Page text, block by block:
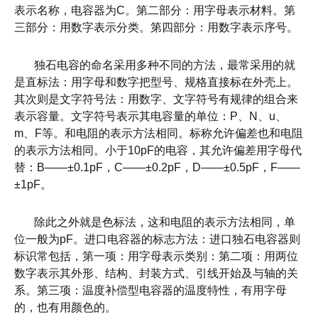
表示名称，电容器为C。第二部分：用字母表示材料。第
三部分：用数字表示分类。第四部分：用数字表示序号。
独石电容的命名采用多种不同的方法，最常采用的就
是直标法：用字母和数字把型号、规格直接标在外壳上。
其次则是文字符号法：用数字、文字符号有规律的组合来
表示容量。文字符号表示其电容量的单位： P N u
m
F等。和电阻的表示方法相同。标称允许偏差也和电阻
的表示方法相同。小于10pF的电容，其允许偏差用字母代
替： B——±0.1pF ， C——±0.2pF ， D——±0.5pF ， F——
±1pF。
除此之外就是色标法，这和电阻的表示方法相同，单
位一般为pF。进口电容器的标志方法：进口独石电容器则
标识常包括，第一项：用字母表示类别：第二项：用两位
数字表示其外形、结构、封装方式、引线开始及与轴的关
系。第三项：温度补偿型电容器的温度特性，有用字母
的，也有用颜色的。